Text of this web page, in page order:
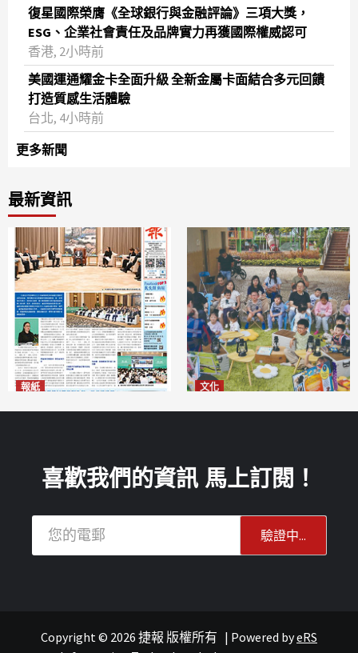
復星國際榮膺《全球銀行與金融評論》三項大獎，
ESG、企業社會責任及品牌實力再獲國際權威認可
香港, 2小時前
美國運通耀金卡全面升級 全新金屬卡面結合多元回饋
打造質感生活體驗
台北, 4小時前
更多新聞
最新資訊
報紙 文化
喜歡我們的資訊 馬上訂閱！
Copyright © 2026 捷報 版權所有 | Powered byeRS